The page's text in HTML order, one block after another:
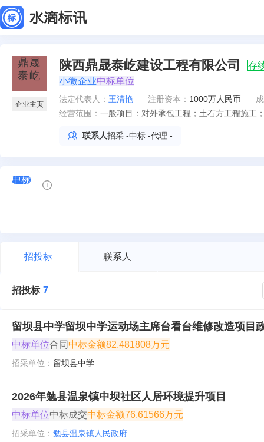
企业主页
陕西鼎晟泰屹建设工程有限公司
存
小微企业中标单位
法定代表人 ： 王清艳 注册资本： 1000万人民币
经营范围： 一般项目：对外承包工程；土石方工程施工
农、林、牧、副、渔业专业机械的销售；安
联系人招采 -中标 -代理 -
中标
招投标 联系人
招投标 7
留坝县中学留坝中学运动场主席台看台维修改造项目
中标单位合同 中标金额82.481808万元
招采单位： 留坝县中学
2026年勉县温泉镇中坝社区人居环境提升项目
中标单位中标成交中标金额76.61566万元
招采单位： 勉县温泉镇人民政府